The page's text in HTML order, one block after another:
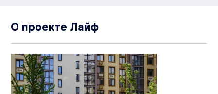
О проекте Лайф